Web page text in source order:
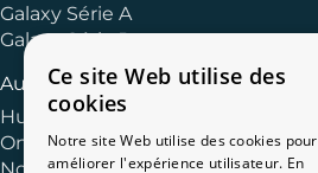
Autres Marques
Huawei
OnePlus
Galaxy Série A
Galaxy Série J
Ce site Web utilise des
cookies
Notre site Web utilise des cookies pour
améliorer l'expérience utilisateur. En